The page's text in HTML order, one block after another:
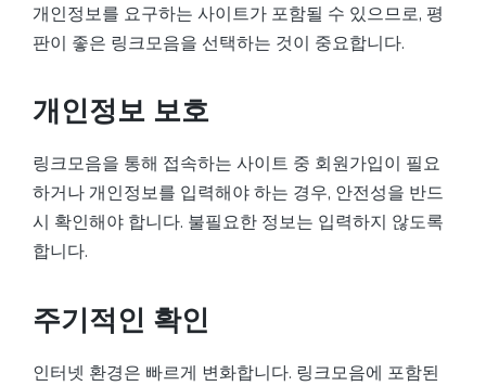
개인정보를 요구하는 사이트가 포함될 수 있으므로, 평
판이 좋은 링크모음을 선택하는 것이 중요합니다.
개인정보 보호
링크모음을 통해 접속하는 사이트 중 회원가입이 필요
하거나 개인정보를 입력해야 하는 경우, 안전성을 반드
시 확인해야 합니다. 불필요한 정보는 입력하지 않도록
합니다.
주기적인 확인
인터넷 환경은 빠르게 변화합니다. 링크모음에 포함된